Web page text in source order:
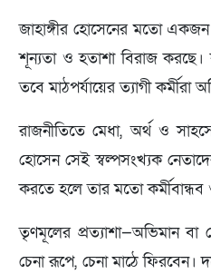
জাহাঙ্গীর হোসেনের মতো একজন
শূন্যতা ও হতাশা বিরাজ করছে।
তবে মাঠপর্যায়ের ত্যাগী
রাজনীতিতে মেধা, অর্থ ও
হোসেন সেই স্বল্পসংখ্যক
করতে হলে তার মতো কর্মীবান্ধব
তৃণমূলের প্রত্যাশা—অভিমান
চেনা রূপে, চেনা মাঠে ফিরবেন।